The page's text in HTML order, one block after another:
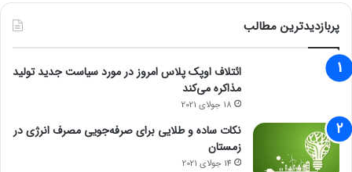
پربازدیدترین مطالب
ائتلاف اوپک پلاس امروز در مورد سیاست جدید تولید
مذاکره می‌کند
18 جولای 2021
نکات ساده و طلایی برای صرفه‌جویی مصرف انرژی در
زمستان
14 جولای 2021